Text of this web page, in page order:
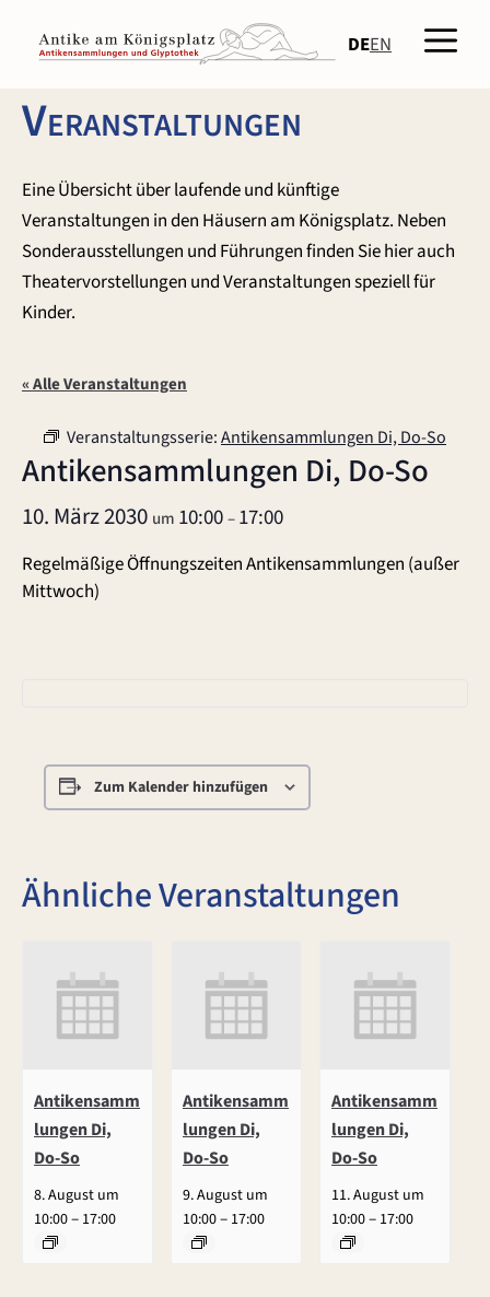
Inhalt
springen
DEEN
Veranstaltungen
Eine Übersicht über laufende und künftige
Veranstaltungen in den Häusern am Königsplatz. Neben
Sonderausstellungen und Führungen finden Sie hier auch
Theatervorstellungen und Veranstaltungen speziell für
Kinder.
« Alle Veranstaltungen
Veranstaltungsserie:Antikensammlungen Di, Do-So
Antikensammlungen Di, Do-So
10. März 2030 um 10:00–17:00
Regelmäßige Öffnungszeiten Antikensammlungen (außer
Mittwoch)
Zum Kalender hinzufügen
Ähnliche Veranstaltungen
Antikensamm
lungen Di,
Do-So
8. August um
10:00– 17:00
Antikensamm
lungen Di,
Do-So
9. August um
10:00– 17:00
Antikensamm
lungen Di,
Do-So
11. August um
10:00– 17:00